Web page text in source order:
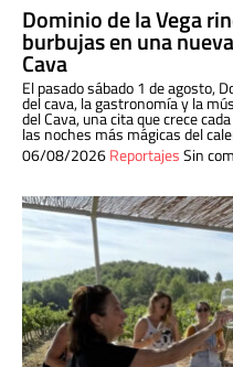
Dominio de la Vega
burbujas en una
Cava
El pasado sábado 1 de agosto,
del cava, la gastronomía y la
del Cava, una cita que crece
las noches más mágicas del
06/08/2026ReportajesSin